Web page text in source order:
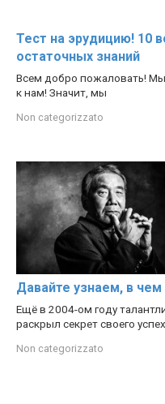
Тест на эрудицию! 10
остаточных знаний
Всем добро пожаловать! Мы
к нам! Значит, мы
Non categorizzato
Давайте узнаем, в
Ещё в 2004-ом году
раскрыл секрет своего
Non categorizzato